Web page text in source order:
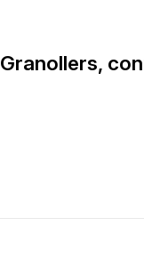
Granollers,